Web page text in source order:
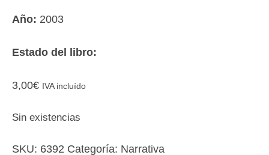
Año: 2003
Estado del libro:
3,00€ IVA incluído
Sin existencias
SKU: 6392 Categoría: Narrativa